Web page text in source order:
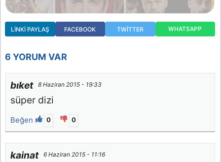
LINKI PAYLAŞ FACEBOOK TWITTER WHATSAPP
6 YORUM VAR
bıket 8 Haziran 2015 - 19:33
süper dizi
Beğen 0 0
kainat 6 Haziran 2015 - 11:16